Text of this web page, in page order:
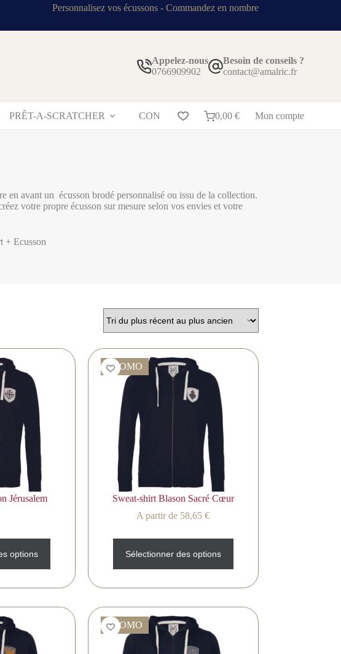
Personnalisez vos écussons - Commandez en nombre
Appelez-nous
0766909902
Besoin de conseils ?
contact@amalric.fr
PRÊT-A-SCRATCHER CONTACT BLOG
0,00 € Mon compte
avant un écusson brodé personnalisé ou issu de la collection.
votre propre écusson sur mesure selon vos envies et votre
+ Ecusson
Jérusalem
options
PROMO
Sweat-shirt Blason Sacré Cœur
A partir de 58,65€
Sélectionner des options
PROMO